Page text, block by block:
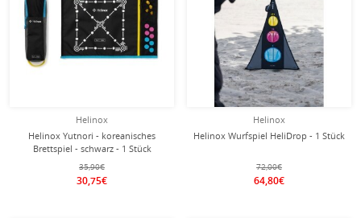
Helinox
Helinox Yutnori - koreanisches
Brettspiel - schwarz - 1 Stück
35,90€
30,75€
Helinox
Helinox Wurfspiel HeliDrop - 1 Stück
72,00€
64,80€